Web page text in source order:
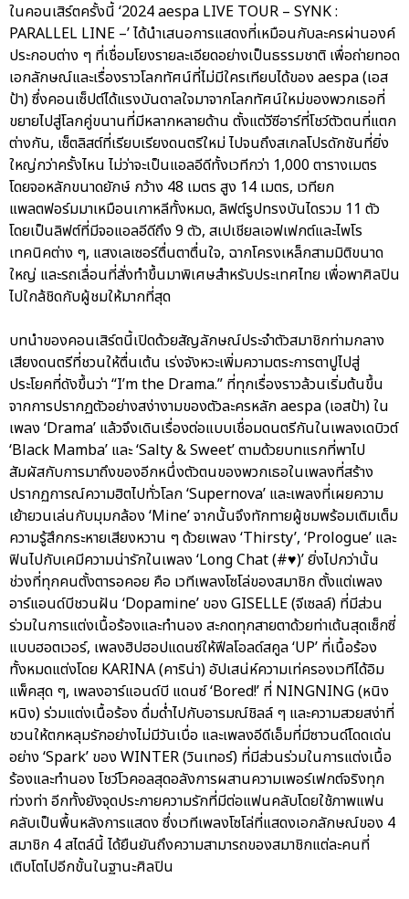
ในคอนเสิร์ตครั้งนี้ ‘2024 aespa LIVE TOUR – SYNK :
PARALLEL LINE –’ ได้นำเสนอการแสดงที่เหมือนกับละครผ่านองค์
ประกอบต่าง ๆ ที่เชื่อมโยงรายละเอียดอย่างเป็นธรรมชาติ เพื่อถ่ายทอด
เอกลักษณ์และเรื่องราวโลกทัศน์ที่ไม่มีใครเทียบได้ของ aespa (เอส
ป้า) ซึ่งคอนเซ็ปต์ได้แรงบันดาลใจมาจากโลกทัศน์ใหม่ของพวกเธอที่
ขยายไปสู่โลกคู่ขนานที่มีหลากหลายด้าน ตั้งแต่วีซีอาร์ที่โชว์ตัวตนที่แตก
ต่างกัน, เซ็ตลิสต์ที่เรียบเรียงดนตรีใหม่ ไปจนถึงสเกลโปรดักชันที่ยิ่ง
ใหญ่กว่าครั้งไหน ไม่ว่าจะเป็นแอลอีดีทั้งเวทีกว่า 1,000 ตารางเมตร
โดยจอหลักขนาดยักษ์ กว้าง 48 เมตร สูง 14 เมตร, เวทียก
แพลตฟอร์มมาเหมือนเกาหลีทั้งหมด, ลิฟต์รูปทรงบันไดรวม 11 ตัว
โดยเป็นลิฟต์ที่มีจอแอลอีดีถึง 9 ตัว, สเปเชียลเอฟเฟกต์และไพโร
เทคนิคต่าง ๆ, แสงเลเซอร์ตื่นตาตื่นใจ, ฉากโครงเหล็กสามมิติขนาด
ใหญ่ และรถเลื่อนที่สั่งทำขึ้นมาพิเศษสำหรับประเทศไทย เพื่อพาศิลปิน
ไปใกล้ชิดกับผู้ชมให้มากที่สุด
บทนำของคอนเสิร์ตนี้เปิดด้วยสัญลักษณ์ประจำตัวสมาชิกท่ามกลาง
เสียงดนตรีที่ชวนให้ตื่นเต้น เร่งจังหวะเพิ่มความตระการตาปูไปสู่
ประโยคที่ดังขึ้นว่า “I’m the Drama.” ที่ทุกเรื่องราวล้วนเริ่มต้นขึ้น
จากการปรากฏตัวอย่างสง่างามของตัวละครหลัก aespa (เอสป้า) ใน
เพลง ‘Drama’ แล้วจึงเดินเรื่องต่อแบบเชื่อมดนตรีกันในเพลงเดบิวต์
‘Black Mamba’ และ ‘Salty & Sweet’ ตามด้วยบทแรกที่พาไป
สัมผัสกับการมาถึงของอีกหนึ่งตัวตนของพวกเธอในเพลงที่สร้าง
ปรากฏการณ์ความฮิตไปทั่วโลก ‘Supernova’ และเพลงที่เผยความ
เย้ายวนเล่นกับมุมกล้อง ‘Mine’ จากนั้นจึงทักทายผู้ชมพร้อมเติมเต็ม
ความรู้สึกกระหายเสียงหวาน ๆ ด้วยเพลง ‘Thirsty’, ‘Prologue’ และ
ฟินไปกับเคมีความน่ารักในเพลง ‘Long Chat (#♥)’ ยิ่งไปกว่านั้น
ช่วงที่ทุกคนตั้งตารอคอย คือ เวทีเพลงโซโล่ของสมาชิก ตั้งแต่เพลง
อาร์แอนด์บีชวนฝัน ‘Dopamine’ ของ GISELLE (จีเซลล์) ที่มีส่วน
ร่วมในการแต่งเนื้อร้องและทำนอง สะกดทุกสายตาด้วยท่าเต้นสุดเซ็กซี่
แบบฮอตเวอร์, เพลงฮิปฮอปแดนซ์ให้ฟีลโอลด์สคูล ‘UP’ ที่เนื้อร้อง
ทั้งหมดแต่งโดย KARINA (คาริน่า) อัปเสน่ห์ความเท่ครองเวทีได้อิม
แพ็คสุด ๆ, เพลงอาร์แอนด์บี แดนซ์ ‘Bored!’ ที่ NINGNING (หนิง
หนิง) ร่วมแต่งเนื้อร้อง ดื่มด่ำไปกับอารมณ์ชิลล์ ๆ และความสวยสง่าที่
ชวนให้ตกหลุมรักอย่างไม่มีวันเบื่อ และเพลงอีดีเอ็มที่มีซาวนด์โดดเด่น
อย่าง ‘Spark’ ของ WINTER (วินเทอร์) ที่มีส่วนร่วมในการแต่งเนื้อ
ร้องและทำนอง โชว์โวคอลสุดอลังการผสานความเพอร์เฟกต์จริงทุก
ท่วงท่า อีกทั้งยังจุดประกายความรักที่มีต่อแฟนคลับโดยใช้ภาพแฟน
คลับเป็นพื้นหลังการแสดง ซึ่งเวทีเพลงโซโล่ที่แสดงเอกลักษณ์ของ 4
สมาชิก 4 สไตล์นี้ ได้ยืนยันถึงความสามารถของสมาชิกแต่ละคนที่
เติบโตไปอีกขั้นในฐานะศิลปิน